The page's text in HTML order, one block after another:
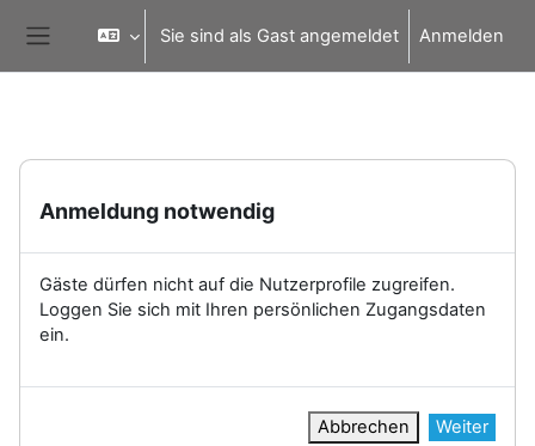
Website-Übersicht
Sie sind als Gast angemeldet Anmelden
Anmeldung notwendig
Gäste dürfen nicht auf die Nutzerprofile zugreifen.
Loggen Sie sich mit Ihren persönlichen Zugangsdaten
ein.
Abbrechen Weiter